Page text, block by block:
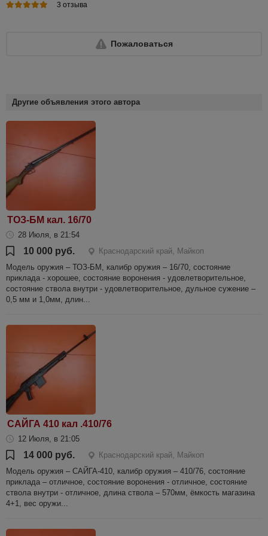
3 отзыва
Пожаловаться
Другие объявления этого автора
ТОЗ-БМ кал. 16/70
28 Июля, в 21:54
10 000 руб.
Краснодарский край, Майкоп
Модель оружия – ТОЗ-БМ, калибр оружия – 16/70, состояние
приклада - хорошее, состояние воронения - удовлетворительное,
состояние ствола внутри - удовлетворительное, дульное сужение –
0,5 мм и 1,0мм, длин...
САЙГА 410 кал .410/76
12 Июля, в 21:05
14 000 руб.
Краснодарский край, Майкоп
Модель оружия – САЙГА-410, калибр оружия – 410/76, состояние
приклада – отличное, состояние воронения - отличное, состояние
ствола внутри - отличное, длина ствола – 570мм, ёмкость магазина
4+1, вес оружи...